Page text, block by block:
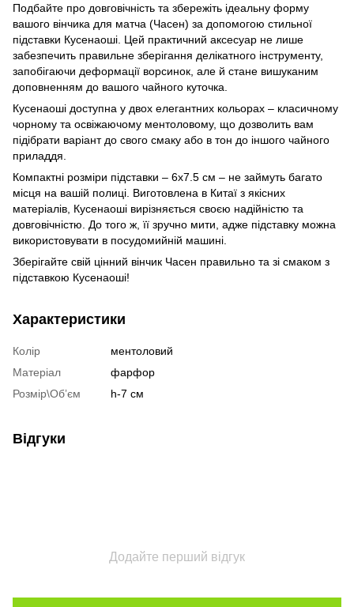
Подбайте про довговічність та збережіть ідеальну форму
вашого вінчика для матча (Часен) за допомогою стильної
підставки Кусенаоші. Цей практичний аксесуар не лише
забезпечить правильне зберігання делікатного інструменту,
запобігаючи деформації ворсинок, але й стане вишуканим
доповненням до вашого чайного куточка.
Кусенаоші доступна у двох елегантних кольорах – класичному
чорному та освіжаючому ментоловому, що дозволить вам
підібрати варіант до свого смаку або в тон до іншого чайного
приладдя.
Компактні розміри підставки – 6x7.5 см – не займуть багато
місця на вашій полиці. Виготовлена в Китаї з якісних
матеріалів, Кусенаоші вирізняється своєю надійністю та
довговічністю. До того ж, її зручно мити, адже підставку можна
використовувати в посудомийній машині.
Зберігайте свій цінний вінчик Часен правильно та зі смаком з
підставкою Кусенаоші!
Характеристики
Колір
ментоловий
Матеріал
фарфор
Розмір\Обʼєм
h-7 см
Відгуки
Додайте перший відгук